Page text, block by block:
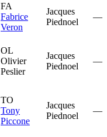
FA
Fabrice
Veron
Jacques
Piednoel
—
OL
Olivier
Peslier
Jacques
Piednoel
—
TO
Tony
Piccone
Jacques
Piednoel
—